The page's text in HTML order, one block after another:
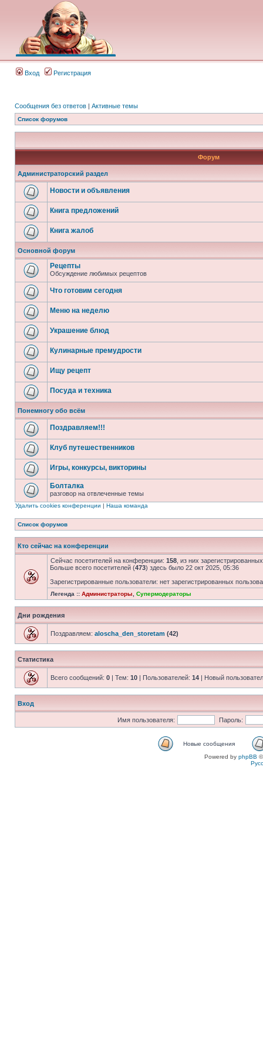
Вход Регистрация
Сообщения без ответов | Активные темы
Список форумов
Форум
Администраторский раздел
Новости и объявления
Книга предложений
Книга жалоб
Основной форум
Рецепты
Обсуждение любимых рецептов
Что готовим сегодня
Меню на неделю
Украшение блюд
Кулинарные премудрости
Ищу рецепт
Посуда и техника
Понемногу обо всём
Поздравляем!!!
Клуб путешественников
Игры, конкурсы, викторины
Болталка
разговор на отвлеченные темы
Удалить cookies конференции | Наша команда
Список форумов
Кто сейчас на конференции
Сейчас посетителей на конференции: 158 , из них
Больше всего посетителей (473) здесь было 22 окт 2025, 05:36
Зарегистрированные пользователи: нет зарегистрированных
Легенда :: Администраторы Супермодераторы
Дни рождения
Поздравляем: aloscha_den_storetam (42)
Статистика
Всего сообщений: 0 | Тем: 10 | Пользователей: 14 | Новый
Вход
Имя пользователя: Пароль:
Новые сообщения
Powered by phpBB